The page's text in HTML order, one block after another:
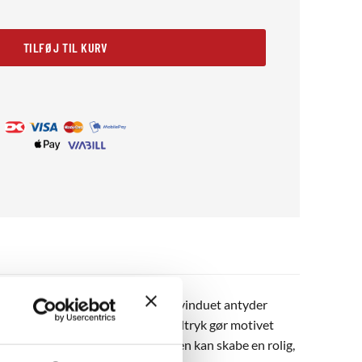
TILFØJ TIL KURV
og de faldende blade udenfor vinduet antyder
og fred. Det sort-hvide udtryk gør motivet
eller entréer, hvor den kan skabe en rolig,